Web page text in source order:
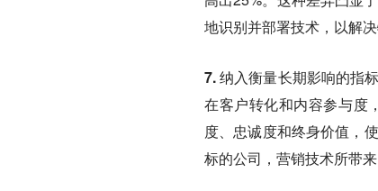
地识别并部署技术，以解
7. 纳入衡量长期影响的指标
在客户转化和内容参与度
度、忠诚度和终身价值，
标的公司，营销技术所带